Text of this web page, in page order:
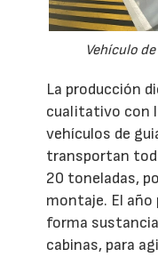
Vehículo
La producción
cualitativo con
vehículos de
transportan
20 toneladas,
montaje. El año
forma
cabinas, para